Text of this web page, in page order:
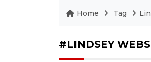
Home Tag
#LINDSEY